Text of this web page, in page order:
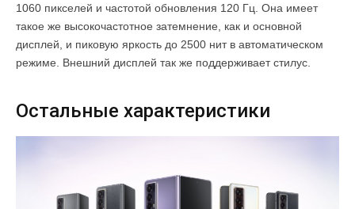
1060 пикселей и частотой обновления 120 Гц. Она имеет
такое же высокочастотное затемнение, как и основной
дисплей, и пиковую яркость до 2500 нит в автоматическом
режиме. Внешний дисплей так же поддерживает стилус.
Остальные характеристики